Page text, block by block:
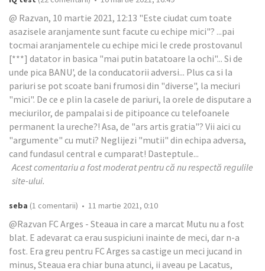
@ Razvan, 10 martie 2021, 12:13 "Este ciudat cum toate
asazisele aranjamente sunt facute cu echipe mici"? ...pai
tocmai aranjamentele cu echipe mici le crede prostovanul
[***] datator in basica "mai putin batatoare la ochi"... Si de
unde pica BANU', de la conducatorii adversi... Plus ca si la
pariuri se pot scoate bani frumosi din "diverse", la meciuri
"mici". De ce e plin la casele de pariuri, la orele de disputare a
meciurilor, de pampalai si de pitipoance cu telefoanele
permanent la ureche?! Asa, de "ars artis gratia"? Vii aici cu
"argumente" cu muti? Neglijezi "mutii" din echipa adversa,
cand fundasul central e cumparat! Dasteptule...
Acest comentariu a fost moderat pentru că nu respectă regulile
site-ului.
seba (1 comentarii) • 11 martie 2021, 0:10
@Razvan FC Arges - Steaua in care a marcat Mutu nu a fost
blat. E adevarat ca erau suspiciuni inainte de meci, dar n-a
fost. Era greu pentru FC Arges sa castige un meci jucand in
minus, Steaua era chiar buna atunci, ii aveau pe Lacatus,